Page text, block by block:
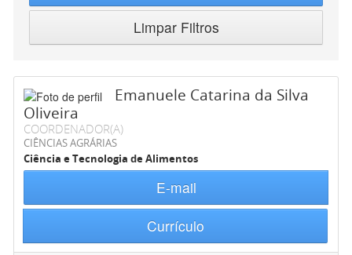
Limpar Filtros
Emanuele Catarina da Silva
Oliveira
COORDENADOR(A)
CIÊNCIAS AGRÁRIAS
Ciência e Tecnologia de Alimentos
E-mail
Currículo